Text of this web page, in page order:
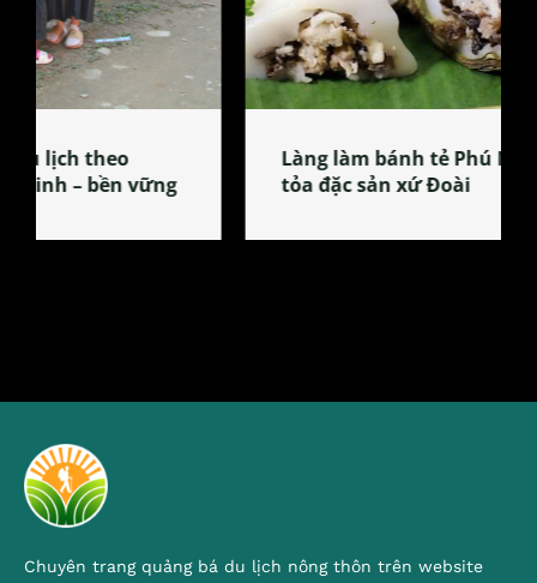
Làng làm bánh tẻ Phú Nhi – nơi lan
tỏa đặc sản xứ Đoài
Chuyên trang quảng bá du lịch nông thôn trên website